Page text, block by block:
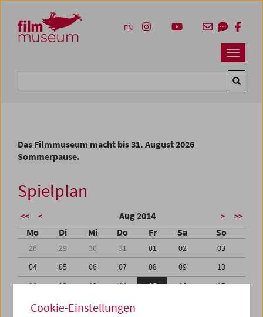
Zum Inhalt
Zum Hauptmenü
Zur Servicenavigation
Zum Suche
Navbar
EN
Das Filmmuseum macht bis 31. August 2026
Sommerpause.
Spielplan
<< < Aug 2014 > >>
Mo Di Mi Do Fr Sa So
28 29 30 31 01 02
03
04
05 06 07 08 09
10
11
12 13 14 15 16
17
18
19 20 21
Cookie-Einstellungen